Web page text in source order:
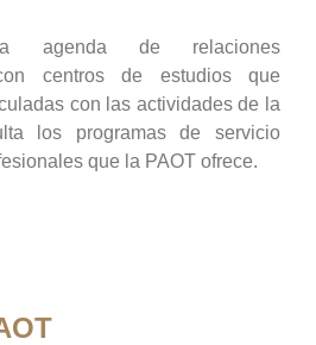
agenda de relaciones
centros de estudios que
con las actividades de la
los programas de servicio
que la PAOT ofrece.